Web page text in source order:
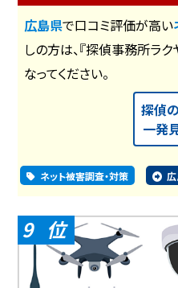
広島県で口コミ評価が高い
しの方は、『探偵事務所ラ
なってください。
探偵
一発
ネット被害調査・対策
9